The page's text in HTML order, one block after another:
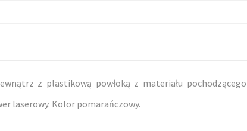
z plastikową powłoką z materiału
laserowy. Kolor pomarańczowy.